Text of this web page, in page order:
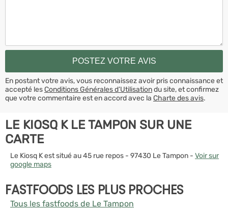
En postant votre avis, vous reconnaissez avoir pris connaissance et
accepté lesConditions Générales d’Utilisationdu site, et confirmez
que votre commentaire est en accord avec la Charte des avis.
LE KIOSQ K LE TAMPON SUR UNE
CARTE
Le Kiosq K est situé au 45 rue repos - 97430 Le Tampon - Voir sur
google maps
FASTFOODS LES PLUS PROCHES
Tous les fastfoods de Le Tampon